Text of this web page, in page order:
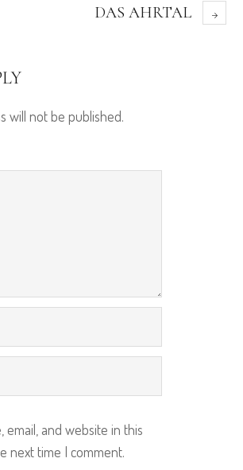
DAS AHRTAL
will not be published.
email, and website in this
next time I comment.